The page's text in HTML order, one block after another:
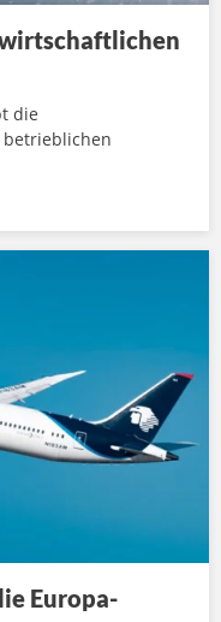
die
betrieblichen
Europa-